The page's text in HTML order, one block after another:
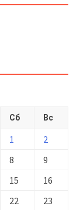
Сб Вс
1
2
8
9
15
16
22
23